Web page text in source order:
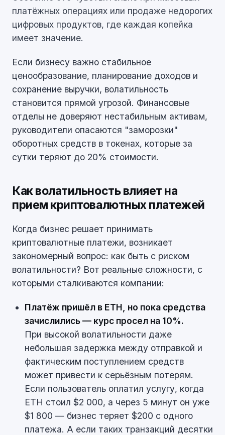
платёжных операциях или продаже недорогих
цифровых продуктов, где каждая копейка
имеет значение.
Если бизнесу важно стабильное
ценообразование, планирование доходов и
сохранение выручки, волатильность
становится прямой угрозой. Финансовые
отделы не доверяют нестабильным активам,
руководители опасаются "заморозки"
оборотных средств в токенах, которые за
сутки теряют до 20% стоимости.
Как волатильность влияет на
прием криптовалютных платежей
Когда бизнес решает принимать
криптовалютные платежи, возникает
закономерный вопрос: как быть с риском
волатильности? Вот реальные сложности, с
которыми сталкиваются компании:
Платёж пришёл в ETH, но пока средства
зачислились — курс просел на 10%.
При высокой волатильности даже
небольшая задержка между отправкой и
фактическим поступлением средств
может привести к серьёзным потерям.
Если пользователь оплатил услугу, когда
ETH стоил $2 000, а через 5 минут он уже
$1 800 — бизнес теряет $200 с одного
платежа. А если таких транзакций десятки